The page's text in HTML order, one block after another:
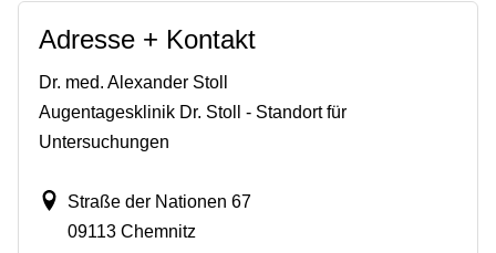
Adresse + Kontakt
Dr. med. Alexander Stoll
Augentagesklinik Dr. Stoll - Standort für
Untersuchungen
Straße der Nationen 67
09113 Chemnitz